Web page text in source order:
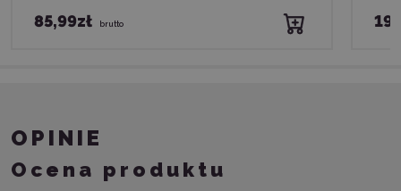
85,99zł brutto
OPINIE
Ocena produktu